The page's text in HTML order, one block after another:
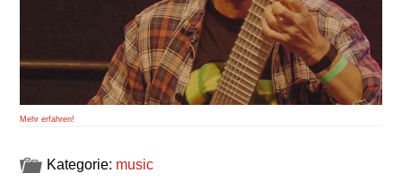
Mehr erfahren!
Kategorie: music